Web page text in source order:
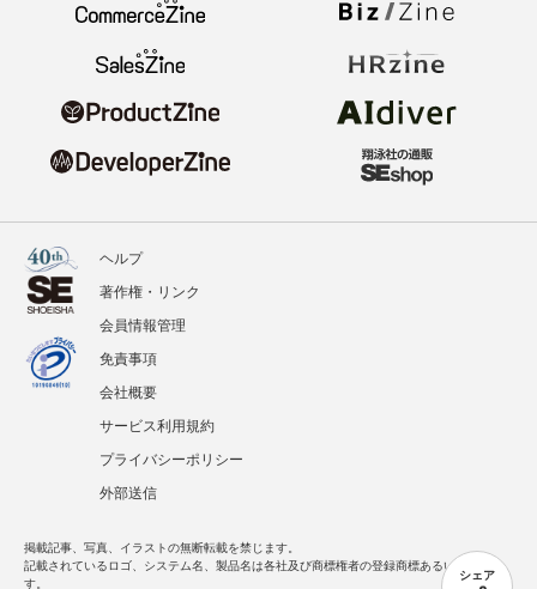
シェア
ヘルプ
著作権・リンク
会員情報管理
免責事項
会社概要
サービス利用規約
プライバシーポリシー
外部送信
掲載記事、写真、イラストの無断転載を禁じます。
記載されているロゴ、システム名、製品名は各社及び商標権者の登録商標あるいは商標で
す。